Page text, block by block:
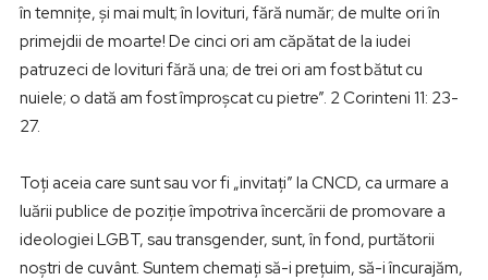
în temniţe, şi mai mult; în lovituri, fără număr; de multe ori în
primejdii de moarte! De cinci ori am căpătat de la iudei
patruzeci de lovituri fără una; de trei ori am fost bătut cu
nuiele; o dată am fost împroşcat cu pietre”. 2 Corinteni 11: 23-
27.
Toți aceia care sunt sau vor fi „invitați” la CNCD, ca urmare a
luării publice de poziție împotriva încercării de promovare a
ideologiei LGBT, sau transgender, sunt, în fond, purtătorii
noștri de cuvânt. Suntem chemați să-i prețuim, să-i încurajăm,